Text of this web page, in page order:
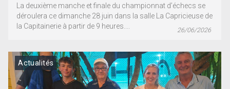
La deuxième manche et finale du championnat d’échecs se
déroulera ce dimanche 28 juin dans la salle La Capricieuse de
la Capitainerie à partir de 9 heures....
26/06/2026
Actualités